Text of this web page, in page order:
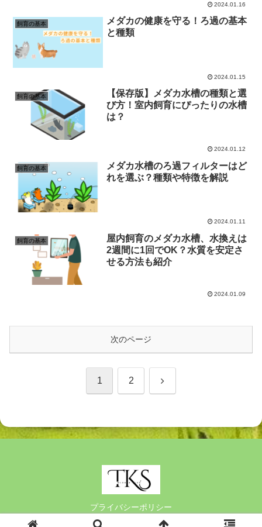
2024.01.16
飼育の基本
メダカの健康を守る！ろ過の基本
と種類
2024.01.15
飼育の基本
【保存版】メダカ水槽の種類と選
び方！室内飼育にぴったりの水槽
は？
2024.01.12
飼育の基本
メダカ水槽のろ過フィルターはど
れを選ぶ？種類や特徴を解説
2024.01.11
飼育の基本
屋内飼育のメダカ水槽、水換えは
2週間に1回でOK？水質を安定さ
せる方法も紹介
2024.01.09
次のページ
1 2 次
プライバシーポリシー